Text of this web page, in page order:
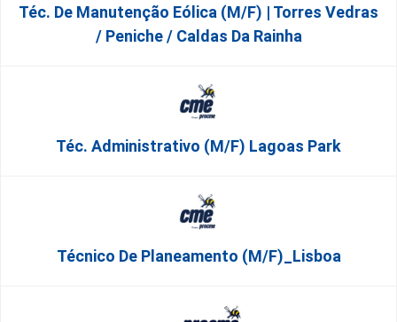
Téc. De Manutenção Eólica (m/f) | Torres Vedras
/ Peniche / Caldas Da Rainha
Téc. Administrativo (m/f) Lagoas Park
Técnico De Planeamento (m/f)_Lisboa